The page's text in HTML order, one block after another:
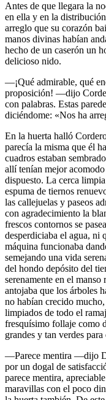
Antes de que llegara la
en ella y en la
arreglo que su corazón
manos divinas habían
hecho de un caserón un
delicioso nido.
—¡Qué admirable, qué
proposición! —dijo
con palabras. Estas
diciéndome: «Nos ha
En la huerta halló
parecía la misma que él
cuadros estaban
allí tenían mejor
dispuesto. La cerca
espuma de tiernos
las callejuelas y paseos
con agradecimiento la
frescos contornos se
desperdiciaba el agua, ni
máquina funcionaba
semejando una vida
del hondo depósito del
serenamente en el
antojaba que los árboles
no habían crecido
limpiados de todo el
fresquísimo follaje como
grandes y tan verdes
—Parece mentira —dijo
por un dogal de
parece mentira,
maravillas con el poco